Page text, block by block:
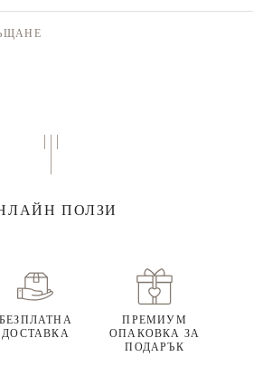
ПОЛЗИ
БЕЗПЛАТНА
ДОСТАВКА
ПРЕМИУМ
ОПАКОВКА ЗА
ПОДАРЪК